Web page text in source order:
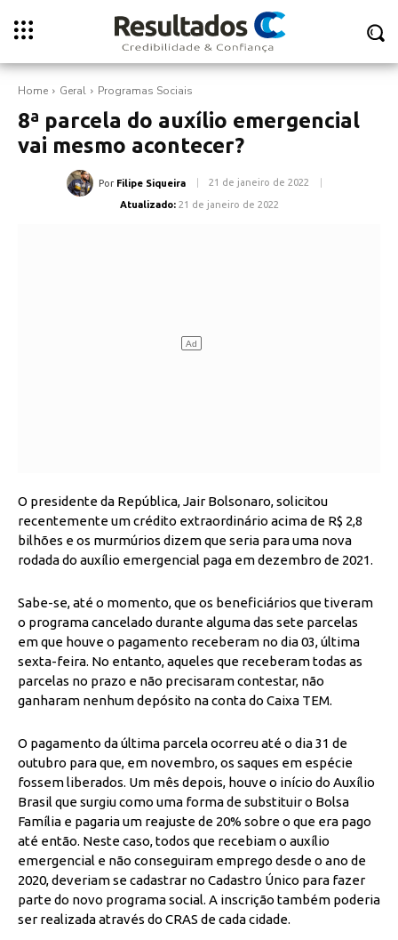
Home Geral Programas Sociais
8ª parcela do auxílio emergencial
vai mesmo acontecer?
Por Filipe Siqueira 21 de janeiro de 2022
Atualizado: 21 de janeiro de 2022
O presidente da República, Jair Bolsonaro, solicitou
recentemente um crédito extraordinário acima de R$ 2,8
bilhões e os murmúrios dizem que seria para uma nova
rodada do auxílio emergencial paga em dezembro de 2021.
Sabe-se, até o momento, que os beneficiários que tiveram
o programa cancelado durante alguma das sete parcelas
em que houve o pagamento receberam no dia 03, última
sexta-feira. No entanto, aqueles que receberam todas as
parcelas no prazo e não precisaram contestar, não
ganharam nenhum depósito na conta do Caixa TEM.
O pagamento da última parcela ocorreu até o dia 31 de
outubro para que, em novembro, os saques em espécie
fossem liberados. Um mês depois, houve o início do Auxílio
Brasil que surgiu como uma forma de substituir o Bolsa
Família e pagaria um reajuste de 20% sobre o que era pago
até então. Neste caso, todos que recebiam o auxílio
emergencial e não conseguiram emprego desde o ano de
2020, deveriam se cadastrar no Cadastro Único para fazer
parte do novo programa social. A inscrição também poderia
ser realizada através do CRAS de cada cidade.